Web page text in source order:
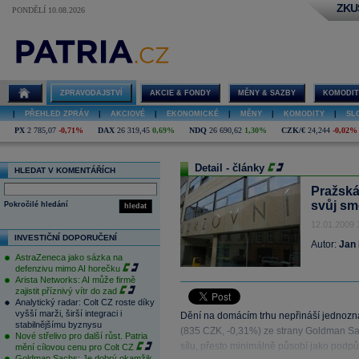
PONDĚLÍ 10.08.2026
ZPRAVODAJSTVÍ AKCIE & FONDY MĚNY & SAZBY
PŘEHLED ZPRÁV AKCIOVÉ EKONOMICKÉ MĚNY KOMODITY
PX 2 785,07 -0,71% DAX 26 319,45 0,69% NDQ 26 690,62 1,30% CZK/€ 24,244 -0,02%
HLEDAT V KOMENTÁŘÍCH
hledat
Pokročilé hledání
INVESTIČNÍ DOPORUČENÍ
AstraZeneca jako sázka na
defenzivu mimo AI horečku
Arista Networks: AI může firmě
zajistit příznivý vítr do zad
Analytický radar: Colt CZ roste díky
vyšší marži, širší integraci i
stabilnějšímu byznysu
Nové střelivo pro další růst. Patria
mění cílovou cenu pro Colt CZ
Detail - články
svůj
12.01.2009
Autor: Jan
Dění na domácím trhu nepřináší
(835 CZK, -0,31%) ze strany Goldman
sílu, přesto minimálně působí jako